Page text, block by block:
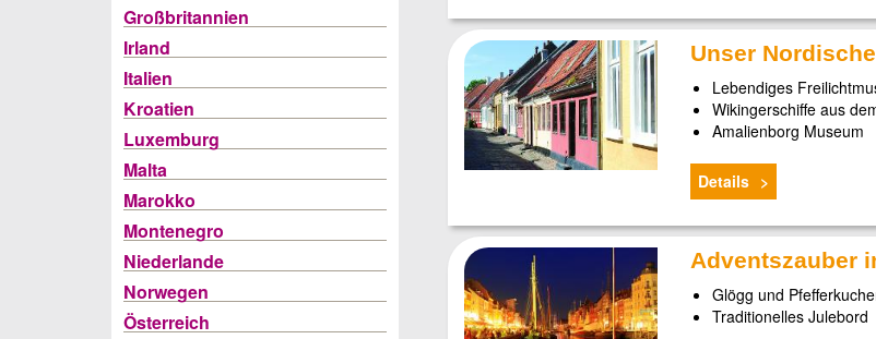
Großbritannien
Irland
Italien
Kroatien
Luxemburg
Malta
Marokko
Montenegro
Niederlande
Norwegen
Österreich
Unser
Lebendiges
Wikingerschiffe aus
Amalienborg Museum
Details
Adventszauber
Glögg und
Traditionelles Julebord